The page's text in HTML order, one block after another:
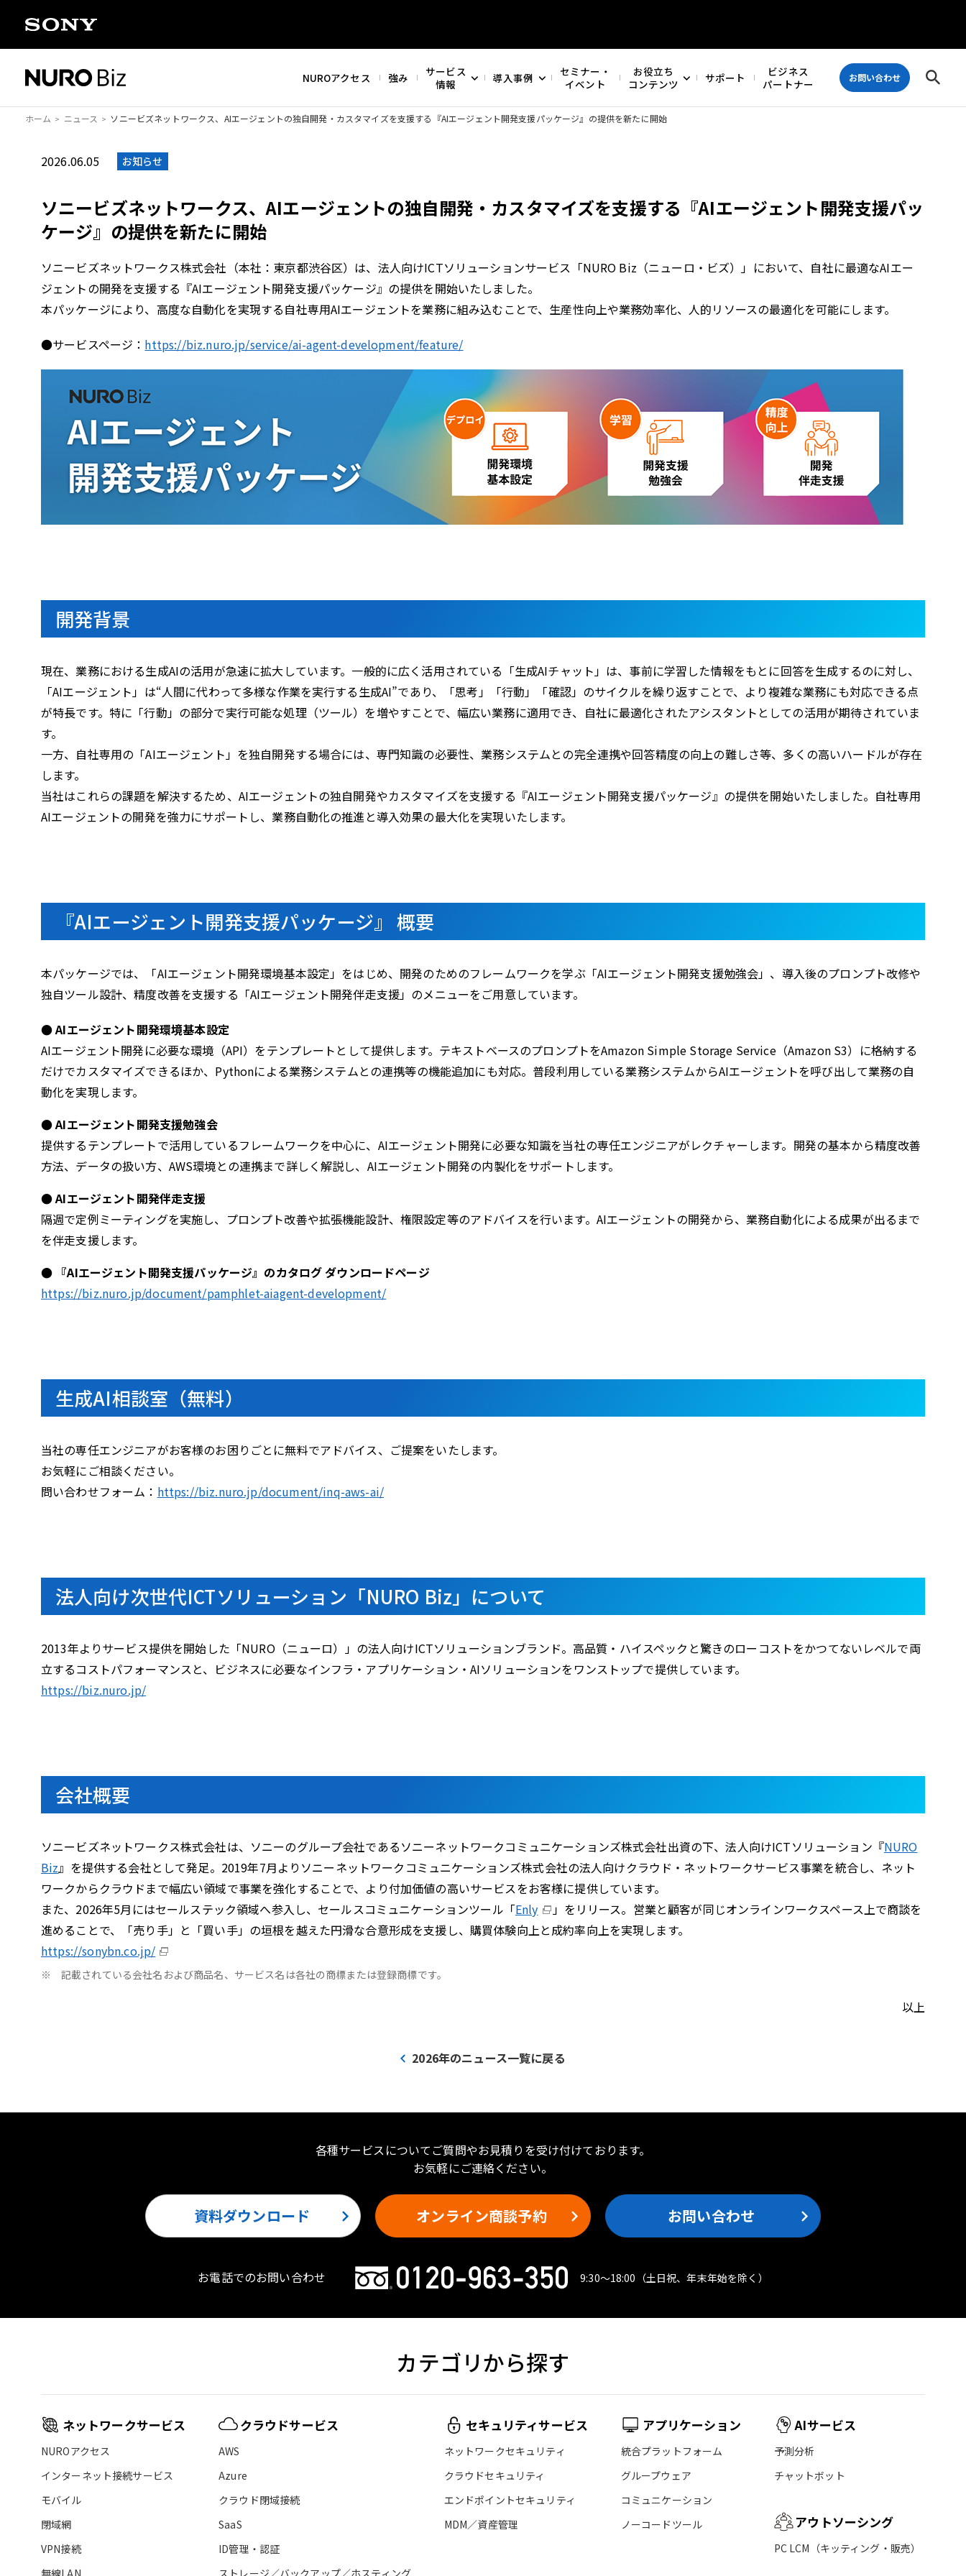
NUROアクセス 強み
サービス
情報
導入事例
セミナー・
イベント
お役立ち
コンテンツ
サポート
ビジネス
パートナー
お問い合わせ
ホーム ニュース ソニービズネットワークス、AIエージェントの独自開発・カスタマイズを支援する『AIエージェント開発支援パッケージ』の提供を新たに開始
2026.06.05 お知らせ
ソニービズネットワークス、AIエージェントの独自開発・カスタマイズを支援する『AIエージェント開発支援パッ
ケージ』の提供を新たに開始
ソニービズネットワークス株式会社（本社：東京都渋谷区）は、法人向けICTソリューションサービス「NURO Biz（ニューロ・ビズ）」において、自社に最適なAIエー
ジェントの開発を支援する『AIエージェント開発支援パッケージ』の提供を開始いたしました。
本パッケージにより、高度な自動化を実現する自社専用AIエージェントを業務に組み込むことで、生産性向上や業務効率化、人的リソースの最適化を可能にします。
●サービスページ： https://biz.nuro.jp/service/ai-agent-development/feature/
開発背景
現在、業務における生成AIの活用が急速に拡大しています。一般的に広く活用されている「生成AIチャット」は、事前に学習した情報をもとに回答を生成するのに対し、
「AIエージェント」は“人間に代わって多様な作業を実行する生成AI”であり、「思考」「行動」「確認」のサイクルを繰り返すことで、より複雑な業務にも対応できる点
が特長です。特に「行動」の部分で実行可能な処理（ツール）を増やすことで、幅広い業務に適用でき、自社に最適化されたアシスタントとしての活用が期待されていま
す。
一方、自社専用の「AIエージェント」を独自開発する場合には、専門知識の必要性、業務システムとの完全連携や回答精度の向上の難しさ等、多くの高いハードルが存在
します。
当社はこれらの課題を解決するため、AIエージェントの独自開発やカスタマイズを支援する『AIエージェント開発支援パッケージ』の提供を開始いたしました。自社専用
AIエージェントの開発を強力にサポートし、業務自動化の推進と導入効果の最大化を実現いたします。
『AIエージェント開発支援パッケージ』 概要
本パッケージでは、「AIエージェント開発環境基本設定」をはじめ、開発のためのフレームワークを学ぶ「AIエージェント開発支援勉強会」、導入後のプロンプト改修や
独自ツール設計、精度改善を支援する「AIエージェント開発伴走支援」のメニューをご用意しています。
● AIエージェント開発環境基本設定
AIエージェント開発に必要な環境（API）をテンプレートとして提供します。テキストベースのプロンプトをAmazon Simple Storage Service（Amazon S3）に格納する
だけでカスタマイズできるほか、Pythonによる業務システムとの連携等の機能追加にも対応。普段利用している業務システムからAIエージェントを呼び出して業務の自
動化を実現します。
● AIエージェント開発支援勉強会
提供するテンプレートで活用しているフレームワークを中心に、AIエージェント開発に必要な知識を当社の専任エンジニアがレクチャーします。開発の基本から精度改善
方法、データの扱い方、AWS環境との連携まで詳しく解説し、AIエージェント開発の内製化をサポートします。
● AIエージェント開発伴走支援
隔週で定例ミーティングを実施し、プロンプト改善や拡張機能設計、権限設定等のアドバイスを行います。AIエージェントの開発から、業務自動化による成果が出るまで
を伴走支援します。
● 『AIエージェント開発支援パッケージ』のカタログ ダウンロードページ
https://biz.nuro.jp/document/pamphlet-aiagent-development/
生成AI相談室（無料）
当社の専任エンジニアがお客様のお困りごとに無料でアドバイス、ご提案をいたします。
お気軽にご相談ください。
問い合わせフォーム： https://biz.nuro.jp/document/inq-aws-ai/
法人向け次世代ICTソリューション「NURO Biz」について
2013年よりサービス提供を開始した「NURO（ニューロ）」の法人向けICTソリューションブランド。高品質・ハイスペックと驚きのローコストをかつてないレベルで両
立するコストパフォーマンスと、ビジネスに必要なインフラ・アプリケーション・AIソリューションをワンストップで提供しています。
https://biz.nuro.jp/
会社概要
ソニービズネットワークス株式会社は、ソニーのグループ会社であるソニーネットワークコミュニケーションズ株式会社出資の下、法人向けICTソリューション『NURO
Biz』を提供する会社として発足。2019年7月よりソニーネットワークコミュニケーションズ株式会社の法人向けクラウド・ネットワークサービス事業を統合し、ネット
ワークからクラウドまで幅広い領域で事業を強化することで、より付加価値の高いサービスをお客様に提供しています。
また、2026年5月にはセールステック領域へ参入し、セールスコミュニケーションツール「Enly
」をリリース。営業と顧客が同じオンラインワークスペース上で商談を
進めることで、「売り手」と「買い手」の垣根を越えた円滑な合意形成を支援し、購買体験向上と成約率向上を実現します。
https://sonybn.co.jp/
※ 記載されている会社名および商品名、サービス名は各社の商標または登録商標です。
以上
2026年のニュース一覧に戻る
各種サービスについてご質問やお見積りを受け付けております。
お気軽にご連絡ください。
資料ダウンロード オンライン商談予約 お問い合わせ
お電話でのお問い合わせ 9:30〜18:00 （土日祝、年末年始を除く）
カテゴリから探す
ネットワークサービス
NUROアクセス
インターネット接続サービス
モバイル
閉域網
VPN接続
無線LAN
クラウドサービス
AWS
Azure
クラウド閉域接続
SaaS
ID管理・認証
ストレージ／バックアップ／ホスティング
セキュリティサービス
ネットワークセキュリティ
クラウドセキュリティ
エンドポイントセキュリティ
MDM／資産管理
アプリケーション
統合プラットフォーム
グループウェア
コミュニケーション
ノーコードツール
AIサービス
予測分析
チャットボット
アウトソーシング
PC LCM（キッティング・販売）